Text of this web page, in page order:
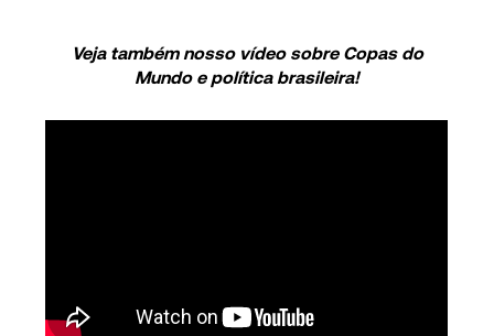
Veja também nosso vídeo sobre Copas do
Mundo e política brasileira!